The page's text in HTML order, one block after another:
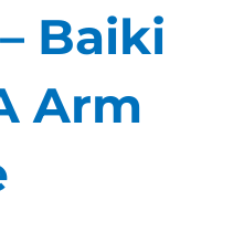
Baiki
Arm